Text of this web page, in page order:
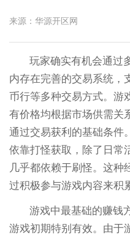
来源：华源开区网
玩家确实有机会通过
内存在完善的交易系统，
币行等多种交易方式。游
有价格均根据市场供需关
通过交易获利的基础条件
依靠打怪获取，除了日常
几乎都依赖于刷怪。这种
过积极参与游戏内容来积
游戏中最基础的赚钱
游戏初期特别有效。由于